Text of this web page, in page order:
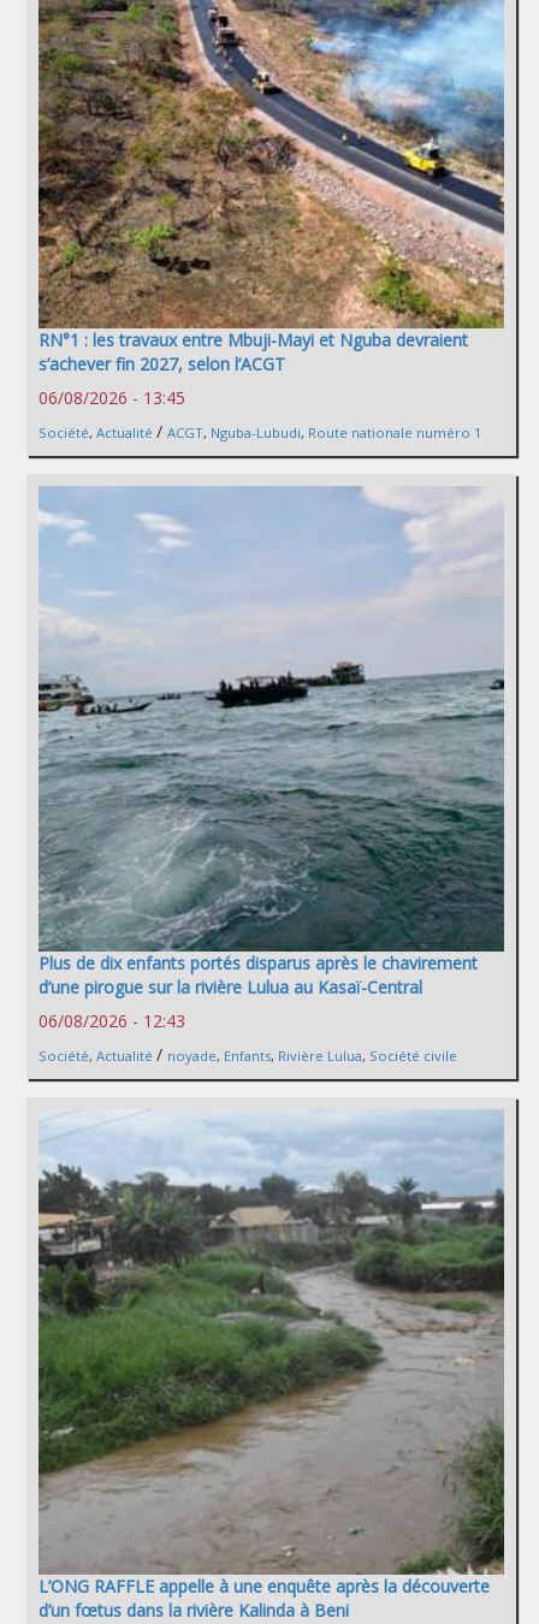
RN°1 : les travaux entre Mbuji-Mayi et Nguba devraient
s’achever fin 2027, selon l’ACGT
06/08/2026 - 13:45
Société, Actualité / ACGT, Nguba-Lubudi, Route nationale numéro 1
Plus de dix enfants portés disparus après le chavirement
d’une pirogue sur la rivière Lulua au Kasaï-Central
06/08/2026 - 12:43
Société, Actualité / noyade, Enfants, Rivière Lulua, Société civile
L’ONG RAFFLE appelle à une enquête après la découverte
d’un fœtus dans la rivière Kalinda à Beni